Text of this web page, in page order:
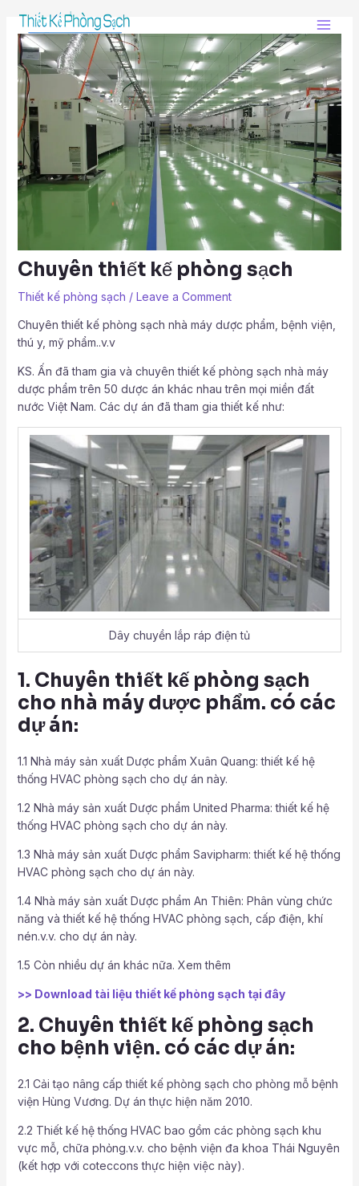
content
Chuyên thiết kế phòng sạch
Thiết kế phòng sạch / Leave a Comment
Chuyên thiết kế phòng sạch nhà máy dược phẩm, bệnh viện,
thú y, mỹ phẩm..v.v
KS. Ấn đã tham gia và chuyên thiết kế phòng sạch nhà máy
dược phẩm trên 50 dược án khác nhau trên mọi miền đất
nước Việt Nam. Các dự án đã tham gia thiết kế như:
Dây chuyền lắp ráp điện tủ
1. Chuyên thiết kế phòng sạch
cho nhà máy dược phẩm. có các
dự án:
1.1 Nhà máy sản xuất Dược phẩm Xuân Quang: thiết kế hệ
thống HVAC phòng sạch cho dự án này.
1.2 Nhà máy sản xuất Dược phẩm United Pharma: thiết kế hệ
thống HVAC phòng sạch cho dự án này.
1.3 Nhà máy sản xuất Dược phẩm Savipharm: thiết kế hệ thống
HVAC phòng sạch cho dự án này.
1.4 Nhà máy sản xuất Dược phẩm An Thiên: Phân vùng chức
năng và thiết kế hệ thống HVAC phòng sạch, cấp điện, khí
nén.v.v. cho dự án này.
1.5 Còn nhiều dự án khác nữa. Xem thêm
>> Download tài liệu thiết kế phòng sạch tại đây
2. Chuyên thiết kế phòng sạch
cho bệnh viện. có các dự án:
2.1 Cải tạo nâng cấp thiết kế phòng sạch cho phòng mỗ bệnh
viện Hùng Vương. Dự án thực hiện năm 2010.
2.2 Thiết kế hệ thống HVAC bao gồm các phòng sạch khu
vực mỗ, chữa phỏng.v.v. cho bệnh viện đa khoa Thái Nguyên
(kết hợp với coteccons thực hiện việc này).
navigation